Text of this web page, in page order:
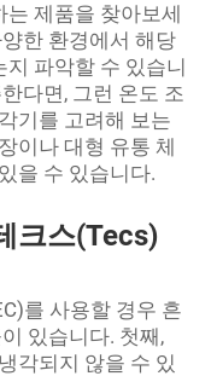
제품을 찾아보세
한 환경에서 해당
파악할 수 있습니
다면, 그런 온도 조
기를 고려해 보는
이나 대형 유통 체
을 수 있습니다.
크스(Tecs)
를 사용할 경우 흔
있습니다. 첫째,
각되지 않을 수 있